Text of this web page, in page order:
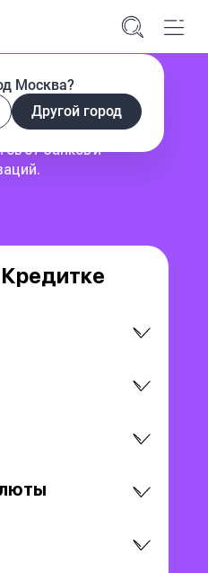
Москва?
Другой город
сравнения
от банков и